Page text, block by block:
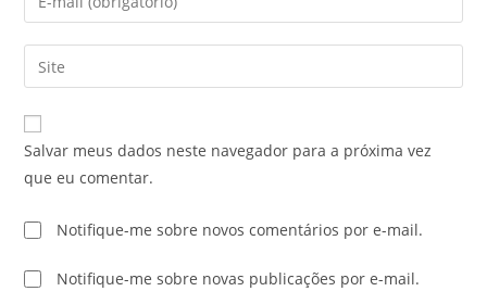
Salvar meus dados neste navegador para a próxima vez
que eu comentar.
Notifique-me sobre novos comentários por e-mail.
Notifique-me sobre novas publicações por e-mail.